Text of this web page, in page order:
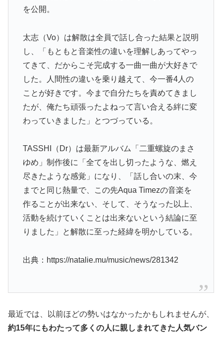
を公開。
太志（Vo）は解散は全員で話し合った結果と説明
し、「もともと音楽性の違いを理解しあってやっ
てきて、だからこそ完成する一曲一曲が大好きで
した。人間性の違いを乗り越えて、今一番4人の
ことが好きです。今まで自分たちを責めてきまし
たが、俺たち頑張ったよねって言い合える絆に変
わっていきました」とつづっている。
TASSHI（Dr）は最新アルバム「二重螺旋のまさ
ゆめ」制作後に「全てを出し切ったような、燃え
尽きたような感覚」になり、「話し合いの末、今
までと同じ熱量で、この先Aqua Timezの音楽を
作ることが出来ない、そして、そうなった以上、
活動を続けていくことは出来ないという結論に至
りました」と解散に至った経緯を明かしている。
出典：https://natalie.mu/music/news/281342
最近では、以前ほどの勢いはなかったかもしれませんが、
約15年にもわたって多くの人に親しまれてきた人気バン